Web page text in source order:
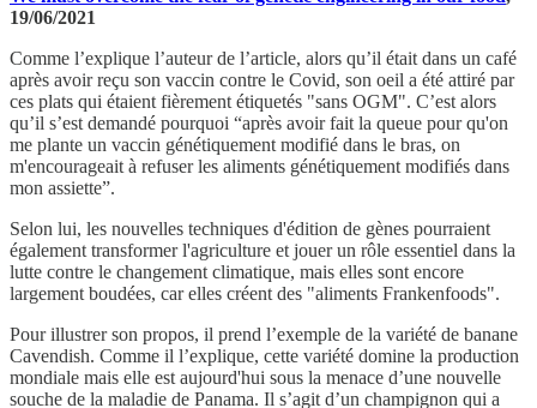
19/06/2021
Comme l’explique l’auteur de l’article, alors qu’il était dans un café
après avoir reçu son vaccin contre le Covid, son oeil a été attiré par
ces plats qui étaient fièrement étiquetés "sans OGM". C’est alors
qu’il s’est demandé pourquoi “après avoir fait la queue pour qu'on
me plante un vaccin génétiquement modifié dans le bras, on
m'encourageait à refuser les aliments génétiquement modifiés dans
mon assiette”.
Selon lui, les nouvelles techniques d'édition de gènes pourraient
également transformer l'agriculture et jouer un rôle essentiel dans la
lutte contre le changement climatique, mais elles sont encore
largement boudées, car elles créent des "aliments Frankenfoods".
Pour illustrer son propos, il prend l’exemple de la variété de banane
Cavendish. Comme il l’explique, cette variété domine la production
mondiale mais elle est aujourd'hui sous la menace d’une nouvelle
souche de la maladie de Panama. Il s’agit d’un champignon qui a